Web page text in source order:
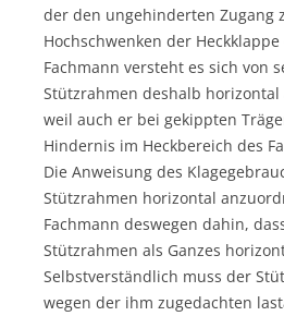
der den ungehinderten Zugang
Hochschwenken der
Fachmann versteht es sich von
Stützrahmen deshalb
weil auch er bei gekippten
Hindernis im Heckbereich des
Die Anweisung des
Stützrahmen horizontal
Fachmann deswegen dahin,
Stützrahmen als Ganzes
Selbstverständlich muss der
wegen der ihm zugedachten